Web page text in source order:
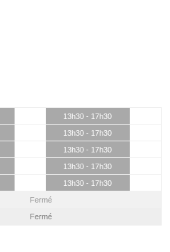
13h30 - 17h30
13h30 - 17h30
13h30 - 17h30
13h30 - 17h30
13h30 - 17h30
Fermé
Fermé